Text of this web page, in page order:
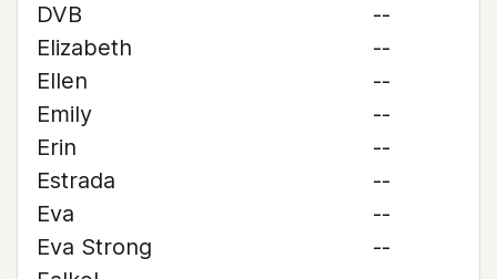
DVB
--
Elizabeth
--
Ellen
--
Emily
--
Erin
--
Estrada
--
Eva
--
Eva Strong
--